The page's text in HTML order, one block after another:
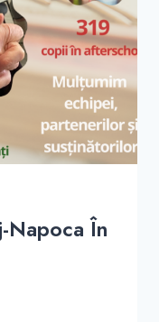
Napoca În